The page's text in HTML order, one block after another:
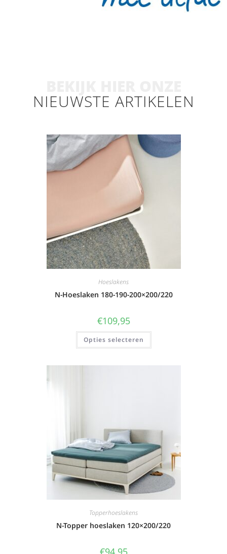
NIEUWSTE ARTIKELEN
Hoeslakens
N-Hoeslaken 180-190-200×200/220
€109,95
Opties selecteren
Topperhoeslakens
N-Topper hoeslaken 120×200/220
€94,95